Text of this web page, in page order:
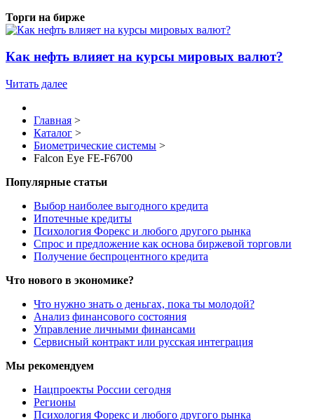
Торги на бирже
Как нефть влияет на курсы мировых валют?
Читать далее
Главная >
Каталог >
Биометрические системы >
Falcon Eye FE-F6700
Популярные статьи
Выбор наиболее выгодного кредита
Ипотечные кредиты
Психология Форекс и любого другого рынка
Спрос и предложение как основа биржевой торговли
Получение беспроцентного кредита
Что нового в экономике?
Что нужно знать о деньгах, пока ты молодой?
Анализ финансового состояния
Управление личными финансами
Сервисный контракт или русская интеграция
Мы рекомендуем
Нацпроекты России сегодня
Регионы
Психология Форекс и любого другого рынка